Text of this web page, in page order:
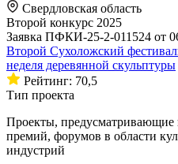
Свердловская область
Второй конкурс 2025
Заявка ПФКИ-25-2-011524 от
Второй Сухоложский
неделя деревянной скульптуры
Рейтинг: 70,5
Тип проекта
Проекты, предусматривающие
премий, форумов в области
индустрий